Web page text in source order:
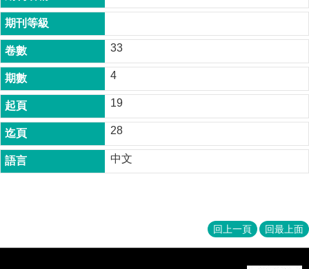
博
士
班
碩
士
班
在
職
專
班
33
4
19
28
中文
回上一頁 回最上面